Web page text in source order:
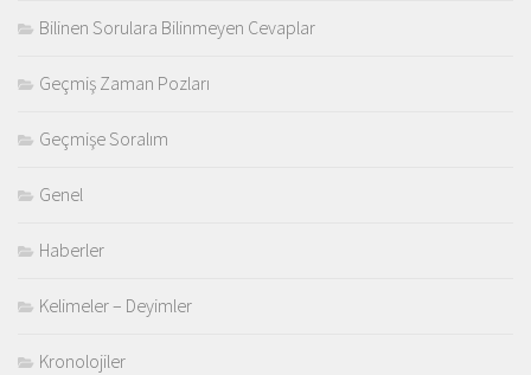
Bilinen Sorulara Bilinmeyen Cevaplar
Geçmiş Zaman Pozları
Geçmişe Soralım
Genel
Haberler
Kelimeler – Deyimler
Kronolojiler